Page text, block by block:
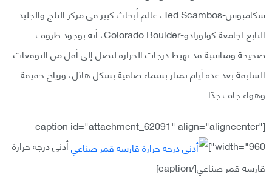
سكامبوس-Ted Scambos، عالم أبحاث كبير في مركز الثلج والجليد
التابع لجامعة كولورادو-Colorado Boulder، أنه بوجود ظروف
صحيحة ومناسبة قد تهبط درجات الحرارة لتصل إلى أقل من التوقعات
السابقة بعد عدة أيام تمتاز بسماء صافية بشكل هائل، ورياح خفيفة
وهواء جاف جدًا.
[caption id="attachment_62091" align="aligncenter"
width="960"]
أدنى درجة حرارة
قارسة قمر صناعي[/caption]